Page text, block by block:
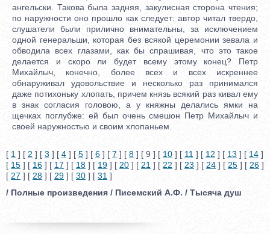
ангельски. Такова была задняя, закулисная сторона чтения;
по наружности оно прошло как следует: автор читал твердо,
слушатели были прилично внимательны, за исключением
одной генеральши, которая без всякой церемонии зевала и
обводила всех глазами, как бы спрашивая, что это такое
делается и скоро ли будет всему этому конец? Петр
Михайлыч, конечно, более всех и всех искреннее
обнаруживал удовольствие и несколько раз принимался
даже потихоньку хлопать, причем князь всякий раз кивал ему
в знак согласия головою, а у княжны делались ямки на
щечках поглубже: ей был очень смешон Петр Михайлыч и
своей наружностью и своим хлопаньем.
[ 1 ] [ 2 ] [ 3 ] [ 4 ] [ 5 ] [ 6 ] [ 7 ] [ 8 ] [ 9 ] [ 10 ] [ 11 ] [ 12 ] [ 13 ] [ 14 ]
[ 15 ] [ 16 ] [ 17 ] [ 18 ] [ 19 ] [ 20 ] [ 21 ] [ 22 ] [ 23 ] [ 24 ] [ 25 ] [ 26 ]
[ 27 ] [ 28 ] [ 29 ] [ 30 ] [ 31 ]
/ Полные произведения / Писемский А.Ф. / Тысяча душ